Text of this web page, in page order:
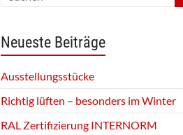
Neueste Beiträge
Ausstellungsstücke
Richtig lüften – besonders im Winter
RAL Zertifizierung INTERNORM